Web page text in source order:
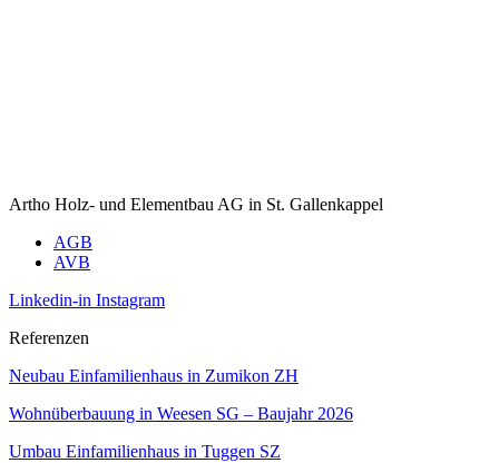
Artho Holz- und Elementbau AG in St. Gallenkappel
AGB
AVB
Linkedin-in Instagram
Referenzen
Neubau Einfamilienhaus in Zumikon ZH
Wohnüberbauung in Weesen SG – Baujahr 2026
Umbau Einfamilienhaus in Tuggen SZ